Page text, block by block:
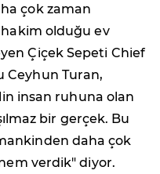
çok zaman
olduğu ev
Çiçek Sepeti Chief
Ceyhun Turan,
insan ruhuna olan
bir gerçek. Bu
daha çok
verdik" diyor.